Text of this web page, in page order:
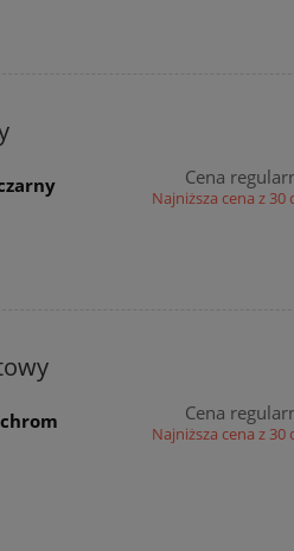
Cena
Najniższa cena z
Cena
Najniższa cena z